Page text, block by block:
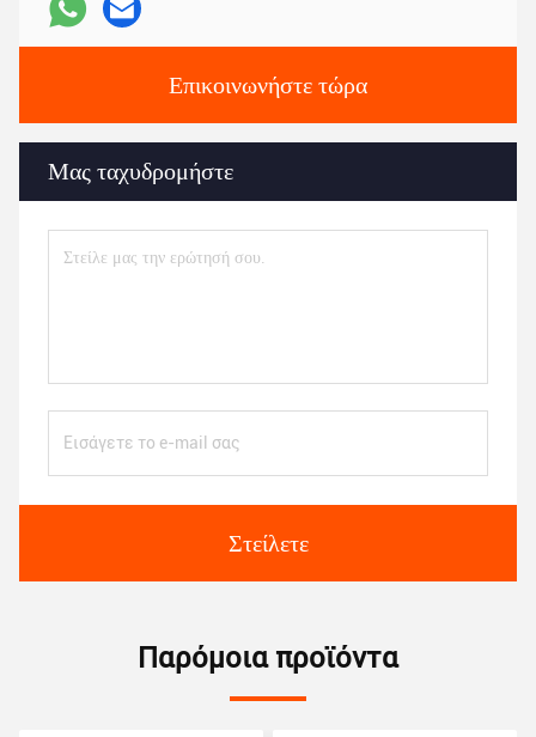
Επικοινωνήστε τώρα
Μας ταχυδρομήστε
Στείλετε
Παρόμοια προϊόντα